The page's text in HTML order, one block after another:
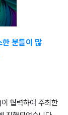
분들이 많
협력하여 주최한